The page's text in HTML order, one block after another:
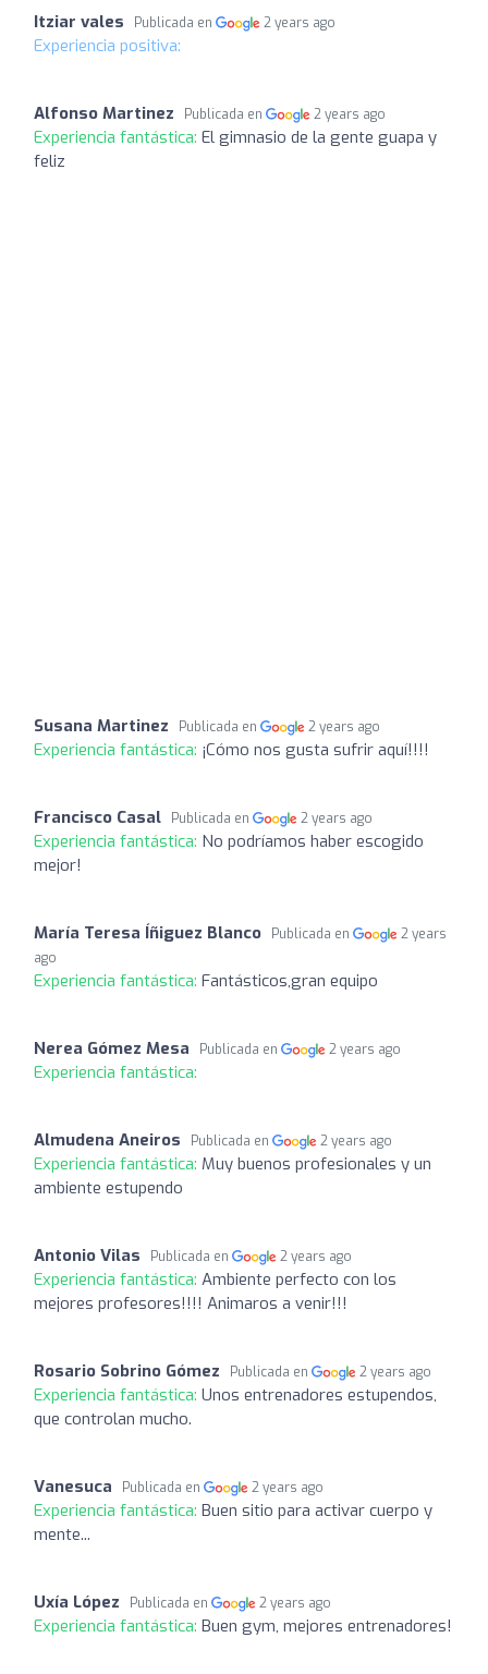
Itziar vales Publicada en 2 years ago
Experiencia positiva:
Alfonso Martinez Publicada en 2 years ago
Experiencia fantástica: El gimnasio de la gente guapa y
feliz
Susana Martinez Publicada en 2 years ago
Experiencia fantástica: ¡Cómo nos gusta sufrir aquí!!!!
Francisco Casal Publicada en 2 years ago
Experiencia fantástica: No podríamos haber escogido
mejor!
María Teresa Íñiguez Blanco Publicada en
2 years
ago
Experiencia fantástica: Fantásticos,gran equipo
Nerea Gómez Mesa Publicada en 2 years ago
Experiencia fantástica:
Almudena Aneiros Publicada en 2 years ago
Experiencia fantástica: Muy buenos profesionales y un
ambiente estupendo
Antonio Vilas Publicada en 2 years ago
Experiencia fantástica: Ambiente perfecto con los
mejores profesores!!!! Animaros a venir!!!
Rosario Sobrino Gómez Publicada en 2 years ago
Experiencia fantástica: Unos entrenadores estupendos,
que controlan mucho.
Vanesuca Publicada en 2 years ago
Experiencia fantástica: Buen sitio para activar cuerpo y
mente...
Uxía López Publicada en 2 years ago
Experiencia fantástica: Buen gym, mejores entrenadores!